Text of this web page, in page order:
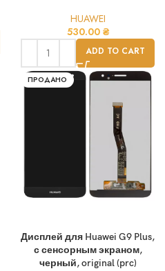
HUAWEI
530.00 ₴
ADD TO CART
ПРОДАНО
Дисплей для Huawei G9 Plus,
с сенсорным экраном,
черный, original (prc)